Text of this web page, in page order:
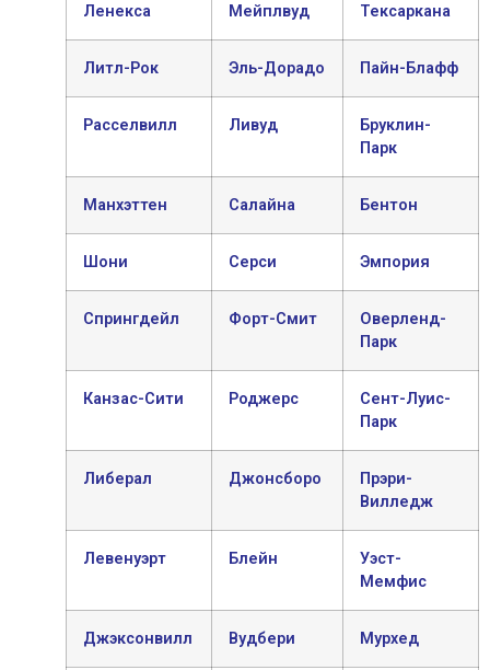
Ленекса Мейплвуд Тексаркана
Литл-Рок Эль-Дорадо Пайн-Блафф
Расселвилл Ливуд
Бруклин-
Парк
Манхэттен Салайна Бентон
Шони Серси Эмпория
Спрингдейл Форт-Смит
Оверленд-
Парк
Канзас-Сити Роджерс
Сент-Луис-
Парк
Либерал Джонсборо
Прэри-
Вилледж
Левенуэрт Блейн
Уэст-
Мемфис
Джэксонвилл Вудбери Мурхед